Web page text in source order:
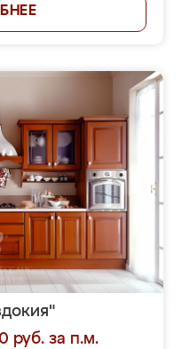
руб. за п.м.